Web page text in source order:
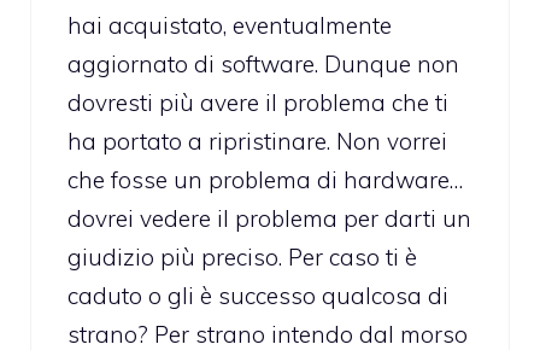
hai acquistato, eventualmente
aggiornato di software. Dunque non
dovresti più avere il problema che ti
ha portato a ripristinare. Non vorrei
che fosse un problema di hardware…
dovrei vedere il problema per darti un
giudizio più preciso. Per caso ti è
caduto o gli è successo qualcosa di
strano? Per strano intendo dal morso